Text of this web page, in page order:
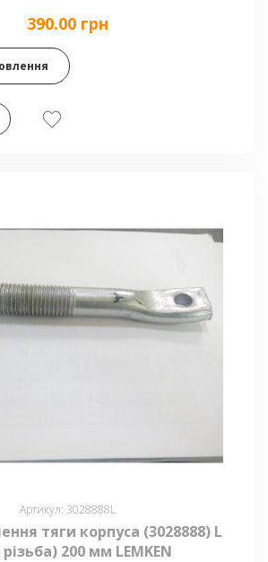
390.00 грн
Артикул: 3028888L
тяги корпуса (3028888) L
різьба) 200 мм LEMKEN